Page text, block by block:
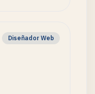
Diseñador Web